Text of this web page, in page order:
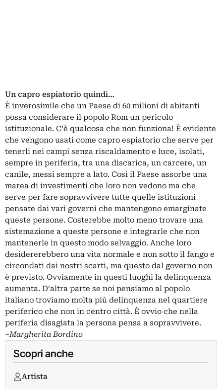
Un capro espiatorio quindi…
È inverosimile che un Paese di 60 milioni di abitanti
possa considerare il popolo Rom un pericolo
istituzionale. C’è qualcosa che non funziona! È evidente
che vengono usati come capro espiatorio che serve per
tenerli nei campi senza riscaldamento e luce, isolati,
sempre in periferia, tra una discarica, un carcere, un
canile, messi sempre a lato. Così il Paese assorbe una
marea di investimenti che loro non vedono ma che
serve per fare sopravvivere tutte quelle istituzioni
pensate dai vari governi che mantengono emarginate
queste persone. Costerebbe molto meno trovare una
sistemazione a queste persone e integrarle che non
mantenerle in questo modo selvaggio. Anche loro
desidererebbero una vita normale e non sotto il fango e
circondati dai nostri scarti, ma questo dal governo non
è previsto. Ovviamente in questi luoghi la delinquenza
aumenta. D’altra parte se noi pensiamo al popolo
italiano troviamo molta più delinquenza nel quartiere
periferico che non in centro città. È ovvio che nella
periferia disagiata la persona pensa a sopravvivere.
–Margherita Bordino
Scopri anche
Artista